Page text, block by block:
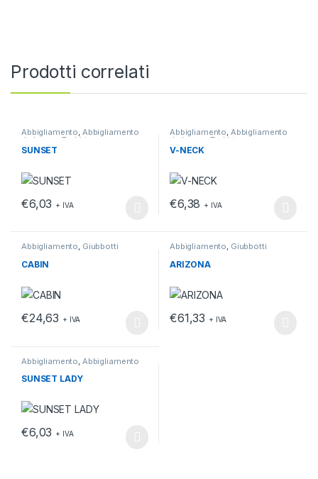
Prodotti correlati
Abbigliamento, Abbigliamento
da lavoro ,T-shirt
SUNSET
€6,03 + IVA
Abbigliamento, Abbigliamento
da lavoro ,T-shirt
V-NECK
€6,38 + IVA
Abbigliamento, Giubbotti
CABIN
€24,63 + IVA
Abbigliamento, Giubbotti
ARIZONA
€61,33 + IVA
Abbigliamento Abbigliamento
da lavoro T-shirt
SUNSET LADY
€6,03 + IVA